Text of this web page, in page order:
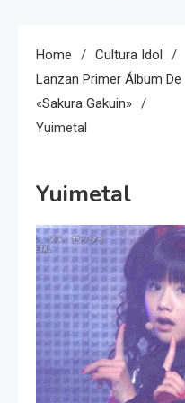
Home
Cultura Idol
Lanzan Primer Álbum
«Sakura Gakuin»
Yuimetal
Yuimetal